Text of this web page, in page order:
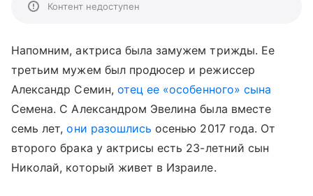
Контент недоступен
Напомним, актриса была замужем трижды. Ее
третьим мужем был продюсер и режиссер
Александр Семин, отец ее «особенного» сына
Семена. С Александром Эвелина была вместе
семь лет,они разошлись осенью 2017 года. От
второго брака у актрисы есть 23-летний сын
Николай, который живет в Израиле.